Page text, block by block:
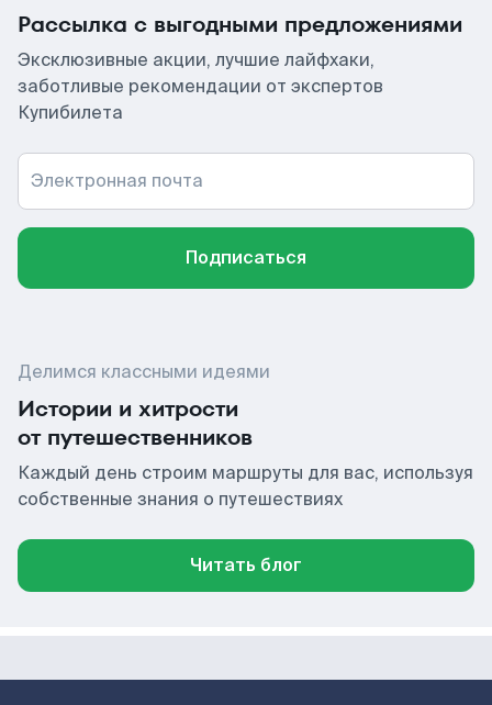
Рассылка с выгодными предложениями
Эксклюзивные акции, лучшие лайфхаки,
заботливые рекомендации от экспертов
Купибилета
Электронная почта
Подписаться
Делимся классными идеями
Истории и хитрости
от путешественников
Каждый день строим маршруты для вас, используя
собственные знания о путешествиях
Читать блог